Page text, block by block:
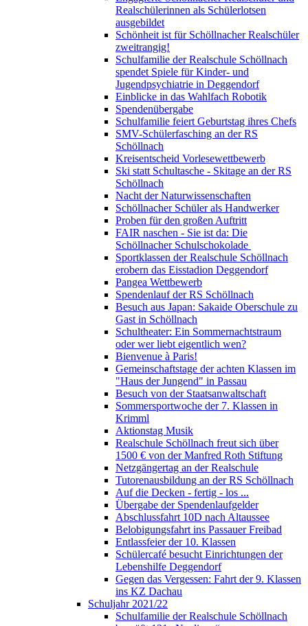
Realschülerinnen als Schülerlotsen
ausgebildet
Schönheit ist für Schöllnacher Realschüler
zweitrangig!
Schulfamilie der Realschule Schöllnach
spendet Spiele für Kinder- und
Jugendpsychiatrie in Deggendorf
Einblicke in das Wahlfach Robotik
Spendenübergabe
Schulfamilie feiert Geburtstag ihres Chefs
SMV-Schülerfasching an der RS
Schöllnach
Kreisentscheid Vorlesewettbewerb
Ski statt Schultasche - Skitage an der RS
Schöllnach
Nacht der Naturwissenschaften
Schöllnacher Schüler als Handwerker
Proben für den großen Auftritt
FAIR naschen - Sie ist da: Die
Schöllnacher Schulschokolade
Sportklassen der Realschule Schöllnach
erobern das Eisstadion Deggendorf
Pangea Wettbewerb
Spendenlauf der RS Schöllnach
Besuch aus Japan: Sakaide Oberschule zu
Gast in Schöllnach
Schultheater: Ein Sommernachtstraum
oder wer liebt eigentlich wen?
Bienvenue à Paris!
Gemeinschaftstage der achten Klassen im
"Haus der Jungend" in Passau
Besuch von der Staatsanwaltschaft
Sommersportwoche der 7. Klassen in
Krimml
Aktionstag Musik
Realschule Schöllnach freut sich über
1500 € von der Manfred Roth Stiftung
Netzgängertag an der Realschule
Tutorenausbildung an der RS Schöllnach
Auf die Decken - fertig - los ...
Übergabe der Spendenlaufgelder
Abschlussfahrt 10D nach Altaussee
Belobigungsfahrt ins Passauer Freibad
Entlassfeier der 10. Klassen
Schülercafé besucht Einrichtungen der
Lebenshilfe Deggendorf
Gegen das Vergessen: Fahrt der 9. Klassen
ins KZ Dachau
Schuljahr 2021/22
Schulfamilie der Realschule Schöllnach